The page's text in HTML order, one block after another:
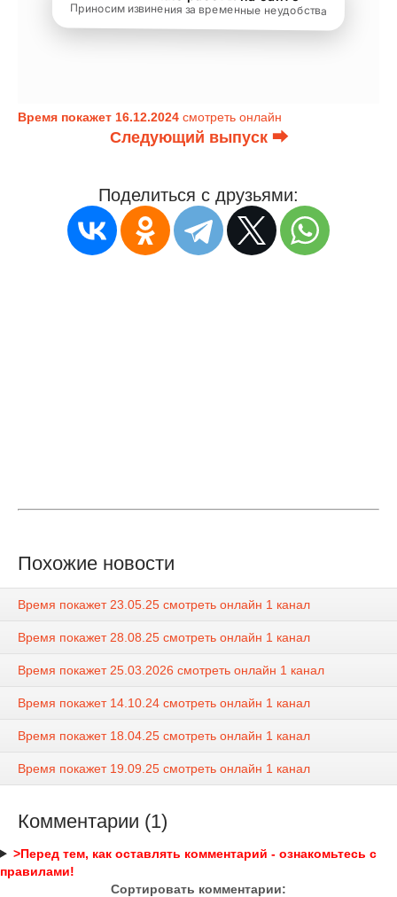
Время покажет 16.12.2024 смотреть онлайн
Следующий выпуск ⮕
Поделиться с друзьями:
Похожие новости
Время покажет 23.05.25 смотреть онлайн 1 канал
Время покажет 28.08.25 смотреть онлайн 1 канал
Время покажет 25.03.2026 смотреть онлайн 1 канал
Время покажет 14.10.24 смотреть онлайн 1 канал
Время покажет 18.04.25 смотреть онлайн 1 канал
Время покажет 19.09.25 смотреть онлайн 1 канал
Комментарии (1)
>Перед тем, как оставлять комментарий - ознакомьтесь с
правилами!
Сортировать комментарии: